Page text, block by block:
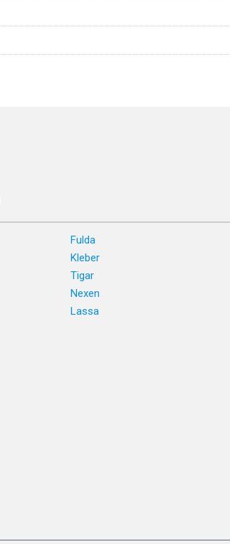
Fulda
Kleber
Tigar
Nexen
Lassa